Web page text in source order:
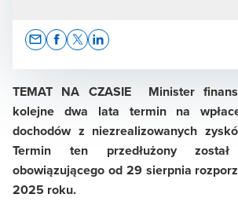
TEMAT NA CZASIE Minister
kolejne dwa lata termin na
dochodów z niezrealizowanych
Termin ten przedłużony
obowiązującego od 29 sierpnia
2025 roku.
Ewa Matyszewska
Dyrektor ds. Komunikacji i